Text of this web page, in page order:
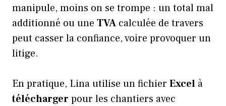
manipule, moins on se trompe : un total mal
additionné ou une TVA calculée de travers
peut casser la confiance, voire provoquer un
litige.
En pratique, Lina utilise un fichier Excel à
télécharger pour les chantiers avec